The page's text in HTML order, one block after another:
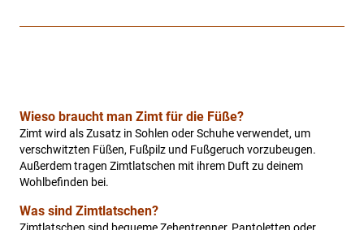
Wieso braucht man Zimt für die Füße?
Zimt wird als Zusatz in Sohlen oder Schuhe verwendet, um
verschwitzten Füßen, Fußpilz und Fußgeruch vorzubeugen.
Außerdem tragen Zimtlatschen mit ihrem Duft zu deinem
Wohlbefinden bei.
Was sind Zimtlatschen?
Zimtlatschen sind bequeme Zehentrenner, Pantoletten oder